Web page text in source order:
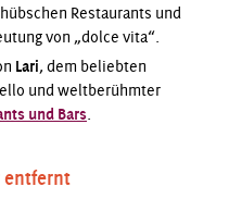
Restaurants und
von „dolce vita“.
Lari, dem beliebten
und weltberühmter
und Bars
entfernt